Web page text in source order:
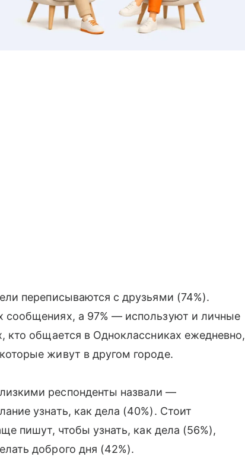
переписываются с друзьями (74%).
сообщениях, а 97% — используют и личные
кто общается в Одноклассниках ежедневно,
живут в другом городе.
респонденты назвали —
узнать, как дела (40%). Стоит
пишут, чтобы узнать, как дела (56%),
доброго дня (42%).